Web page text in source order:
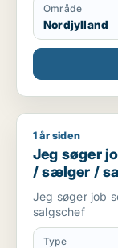
Område
Nordjylland
Jeg søger job
1 år siden
Jeg søger
/ sælger /
Jeg søger job
salgschef
Type